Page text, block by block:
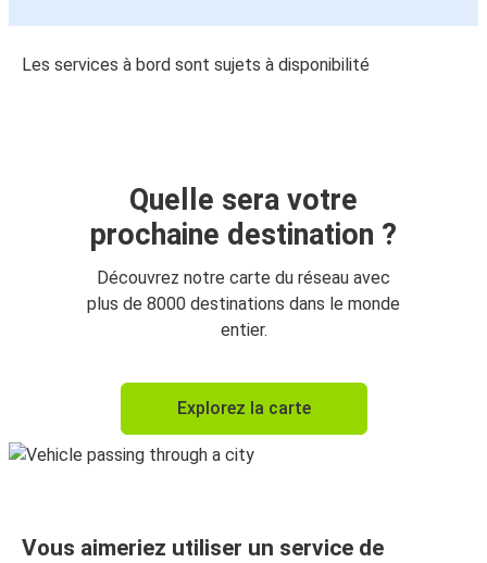
Les services à bord sont sujets à disponibilité
Quelle sera votre
prochaine destination ?
Découvrez notre carte du réseau avec
plus de 8000 destinations dans le monde
entier.
Explorez la carte
Vous aimeriez utiliser un service de